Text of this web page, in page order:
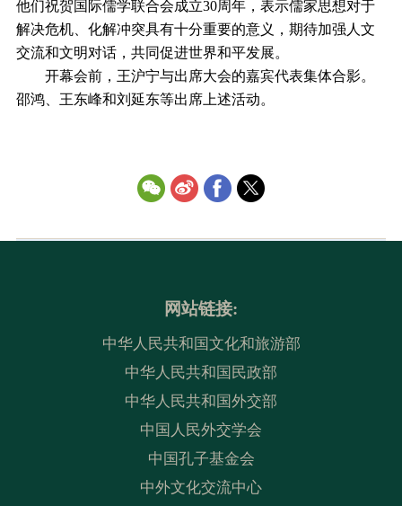
他们祝贺国际儒学联合会成立30周年，表示儒家思想对于
解决危机、化解冲突具有十分重要的意义，期待加强人文
交流和文明对话，共同促进世界和平发展。
开幕会前，王沪宁与出席大会的嘉宾代表集体合影。
邵鸿、王东峰和刘延东等出席上述活动。
网站链接:
中华人民共和国文化和旅游部
中华人民共和国民政部
中华人民共和国外交部
中国人民外交学会
中国孔子基金会
中外文化交流中心